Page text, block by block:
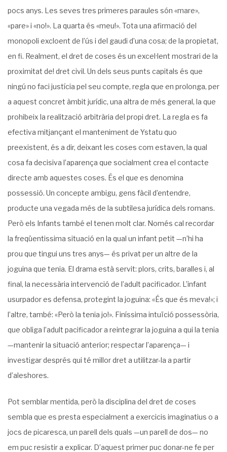
pocs anys. Les seves tres primeres paraules són «mare»,
«pare» i «no!». La quarta és «meu!». Tota una afirmació del
monopoli excloent de l’ús i del gaudi d’una cosa; de la propietat,
en fi. Realment, el dret de coses és un excel·lent mostrari de la
proximitat de! dret civil. Un dels seus punts capitals és que
ningú no faci justícia pel seu compte, regla que en prolonga, per
a aquest concret àmbit jurídic, una altra de més general, la que
prohibeix la realització arbitrària del propi dret. La regla es fa
efectiva mitjançant el manteniment de Ystatu quo
preexistent, és a dir, deixant les coses com estaven, la qual
cosa fa decisiva l’aparença que socialment crea el contacte
directe amb aquestes coses. És el que es denomina
possessió. Un concepte ambigu, gens fàcil d’entendre,
producte una vegada més de la subtilesa jurídica dels romans.
Però els Infants també el tenen molt clar. Només cal recordar
la freqüentissima situació en la qual un infant petit —n’hi ha
prou que tingui uns tres anys— és privat per un altre de la
joguina que tenia. El drama està servit: plors, crits, baralles i, al
final, la necessària intervenció de l’adult pacificador. L’infant
usurpador es defensa, protegint la joguina: «És que és meva!»; i
l’altre, també: «Però la tenia jo!». Finíssima intuïció possessòria,
que obliga l’adult pacificador a reintegrar la joguina a qui la tenia
—mantenir la situació anterior; respectar l’aparença— i
investigar després qui té millor dret a utilitzar-la a partir
d’aleshores.
Pot semblar mentida, però la disciplina del dret de coses
sembla que es presta espe­cialment a exercicis imaginatius o a
jocs de picaresca, un parell dels quals —un parell de dos— no
em puc resistir a explicar. D’aquest primer puc donar-ne fe per